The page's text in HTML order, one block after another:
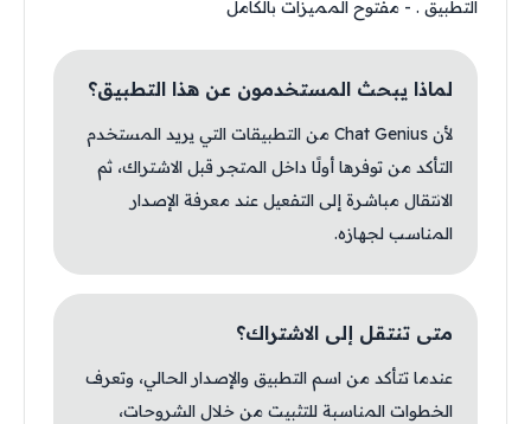
التطبيق . - مفتوح المميزات بالكامل
لماذا يبحث المستخدمون عن هذا التطبيق؟
لأن Chat Genius من التطبيقات التي يريد المستخدم
التأكد من توفرها أولًا داخل المتجر قبل الاشتراك، ثم
الانتقال مباشرة إلى التفعيل عند معرفة الإصدار
المناسب لجهازه.
متى تنتقل إلى الاشتراك؟
عندما تتأكد من اسم التطبيق والإصدار الحالي، وتعرف
الخطوات المناسبة للتثبيت من خلال الشروحات،